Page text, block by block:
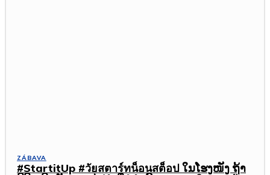
ZÁBAVA
#StartitUp #วัยสตาร์ทน็อนสต็อป ໃນໂຮງໜັງ ຖ້າ